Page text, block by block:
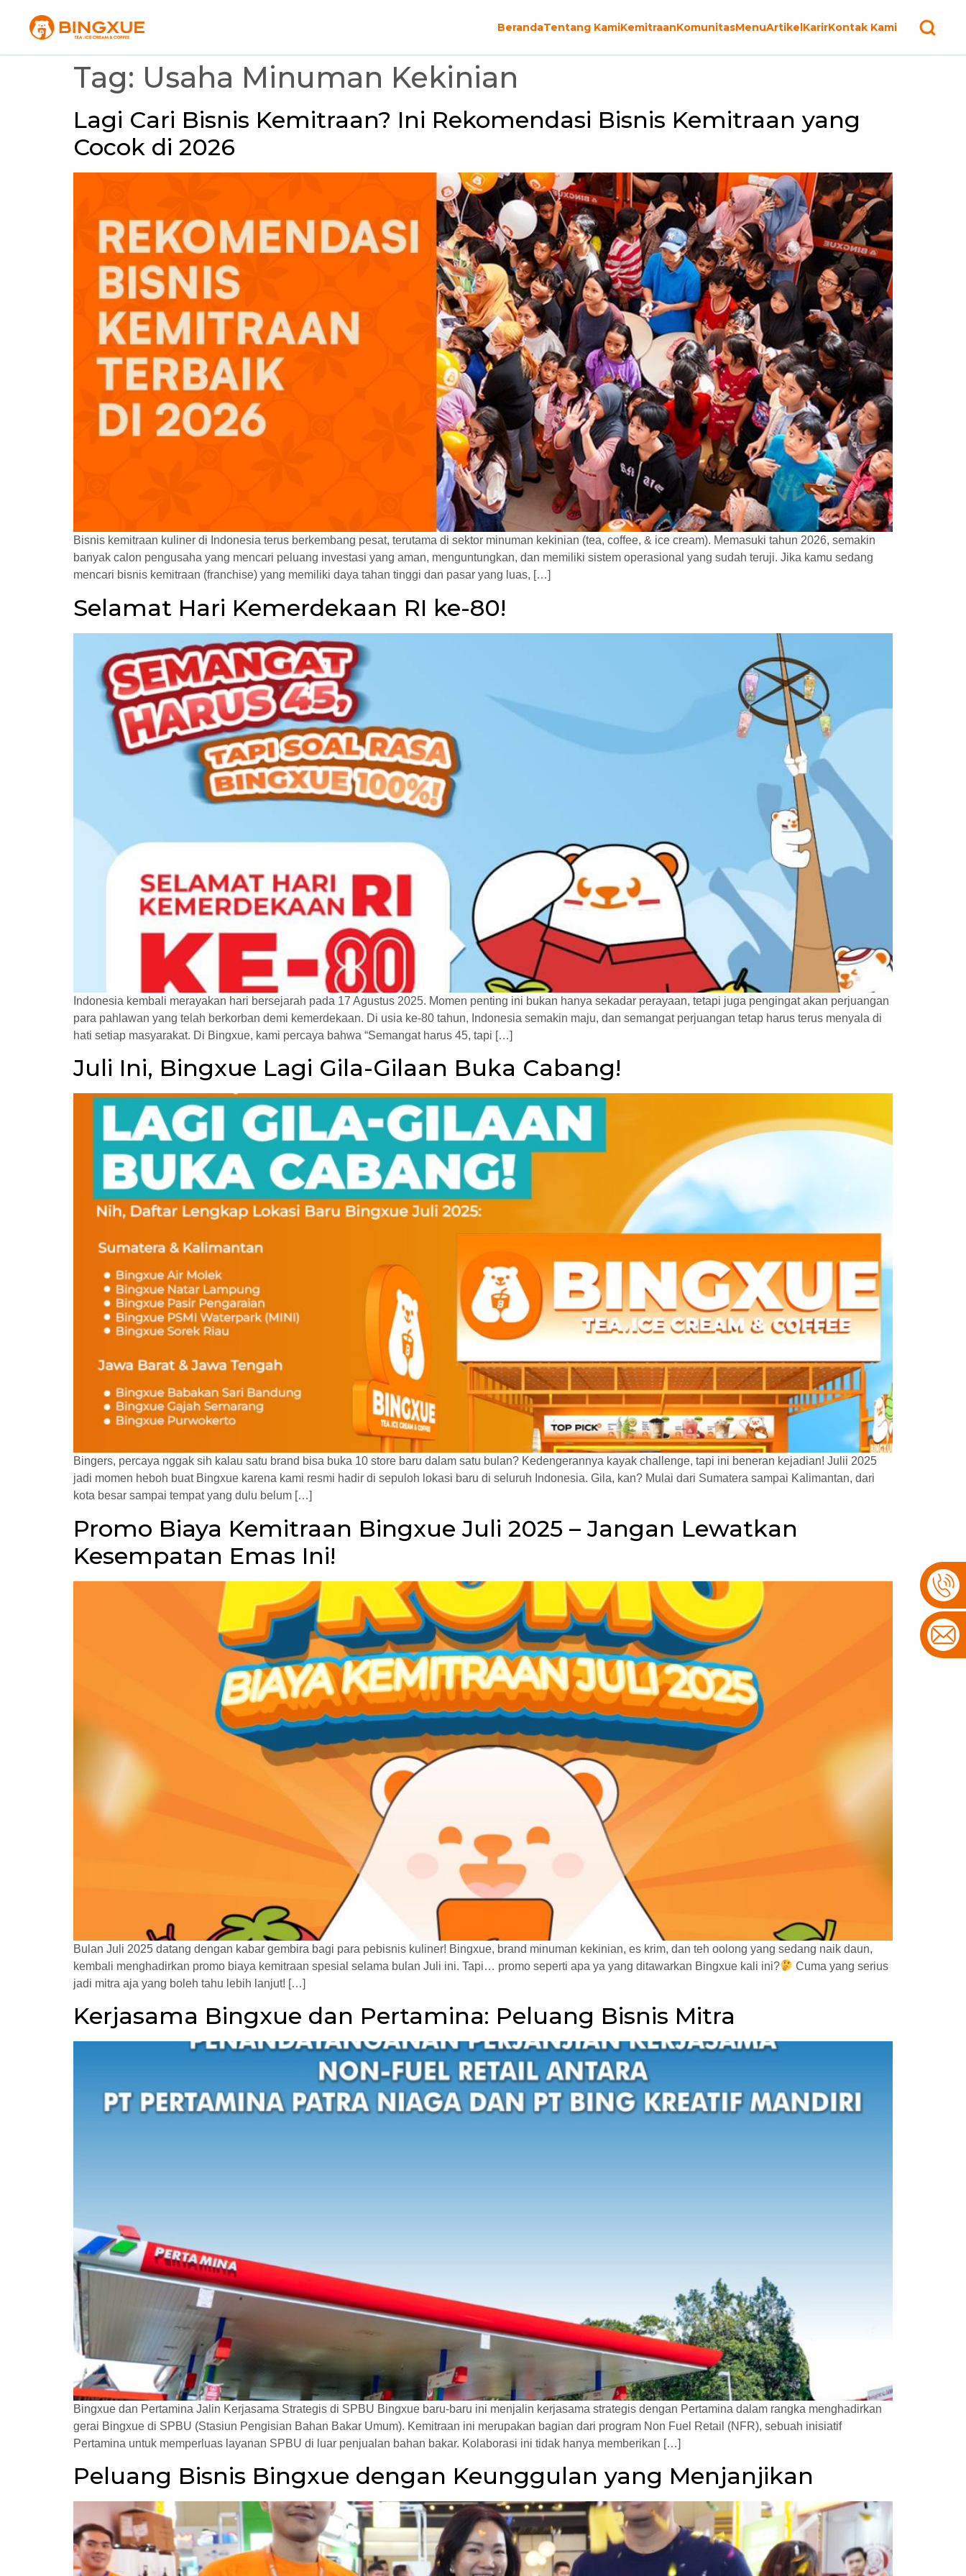
BerandaTentang KamiKemitraanKomunitasMenuArtikelKarirKontak Kami
Tag: Usaha Minuman Kekinian
Lagi Cari Bisnis Kemitraan? Ini Rekomendasi Bisnis Kemitraan yang
Cocok di 2026
Bisnis kemitraan kuliner di Indonesia terus berkembang pesat, terutama di sektor minuman kekinian (tea, coffee, & ice cream). Memasuki tahun 2026, semakin
banyak calon pengusaha yang mencari peluang investasi yang aman, menguntungkan, dan memiliki sistem operasional yang sudah teruji. Jika kamu sedang
mencari bisnis kemitraan (franchise) yang memiliki daya tahan tinggi dan pasar yang luas, […]
Selamat Hari Kemerdekaan RI ke-80!
Indonesia kembali merayakan hari bersejarah pada 17 Agustus 2025. Momen penting ini bukan hanya sekadar perayaan, tetapi juga pengingat akan perjuangan
para pahlawan yang telah berkorban demi kemerdekaan. Di usia ke-80 tahun, Indonesia semakin maju, dan semangat perjuangan tetap harus terus menyala di
hati setiap masyarakat. Di Bingxue, kami percaya bahwa “Semangat harus 45, tapi […]
Juli Ini, Bingxue Lagi Gila-Gilaan Buka Cabang!
Bingers, percaya nggak sih kalau satu brand bisa buka 10 store baru dalam satu bulan? Kedengerannya kayak challenge, tapi ini beneran kejadian! Julii 2025
jadi momen heboh buat Bingxue karena kami resmi hadir di sepuloh lokasi baru di seluruh Indonesia. Gila, kan? Mulai dari Sumatera sampai Kalimantan, dari
kota besar sampai tempat yang dulu belum […]
Promo Biaya Kemitraan Bingxue Juli 2025 – Jangan Lewatkan
Kesempatan Emas Ini!
Bulan Juli 2025 datang dengan kabar gembira bagi para pebisnis kuliner! Bingxue, brand minuman kekinian, es krim, dan teh oolong yang sedang naik daun,
kembali menghadirkan promo biaya kemitraan spesial selama bulan Juli ini. Tapi… promo seperti apa ya yang ditawarkan Bingxue kali ini?
Cuma yang serius
jadi mitra aja yang boleh tahu lebih lanjut! […]
Kerjasama Bingxue dan Pertamina: Peluang Bisnis Mitra
Bingxue dan Pertamina Jalin Kerjasama Strategis di SPBU Bingxue baru-baru ini menjalin kerjasama strategis dengan Pertamina dalam rangka menghadirkan
gerai Bingxue di SPBU (Stasiun Pengisian Bahan Bakar Umum). Kemitraan ini merupakan bagian dari program Non Fuel Retail (NFR), sebuah inisiatif
Pertamina untuk memperluas layanan SPBU di luar penjualan bahan bakar. Kolaborasi ini tidak hanya memberikan […]
Peluang Bisnis Bingxue dengan Keunggulan yang Menjanjikan